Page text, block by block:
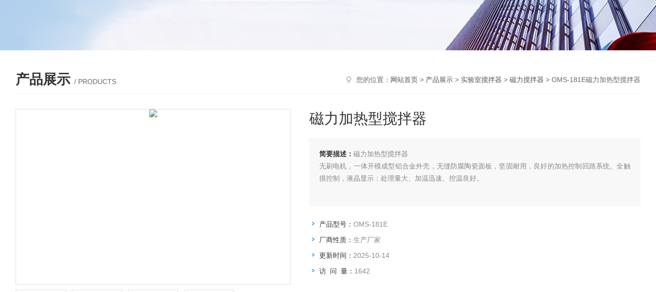
产品展示 / PRODUCTS 您的位置： 网站首页 > 产品展示 > 实验室搅拌器 > 磁力搅拌器 > OMS-181E磁力加热型搅拌器
磁力加热型搅拌器
简要描述： 磁力加热型搅拌器
无刷电机，一体开模成型铝合金外壳，无缝防腐陶瓷面板，坚固耐用，良好的加热控制回路系统。全触
摸控制，液晶显示：处理量大、加温迅速、控温良好。
产品型号： OMS-181E
厂商性质： 生产厂家
更新时间： 2025-10-14
访 问 量： 1642